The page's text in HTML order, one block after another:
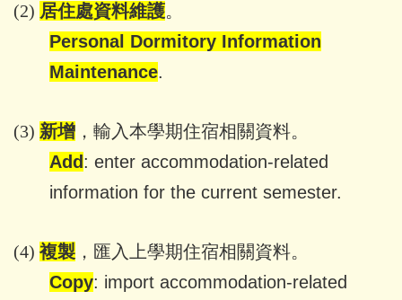
(2) 居住處資料維護。
Personal Dormitory Information
Maintenance.
(3) 新增 ，輸入本學期住宿相關資料。
Add : enter accommodation-related
information for the current semester.
(4) 複製 ，匯入上學期住宿相關資料。
Copy: import accommodation-related